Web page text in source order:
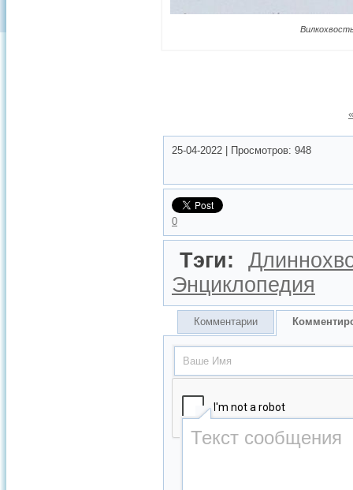
25-04-2022 Просмотров: 948
0
Тэги:
Энциклопедия
Комментарии